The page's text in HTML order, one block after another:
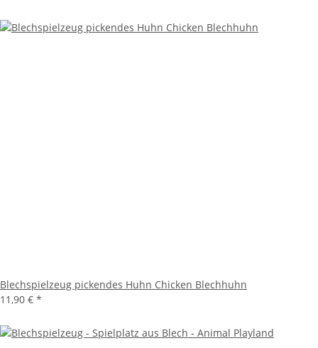
Blechspielzeug pickendes Huhn Chicken Blechhuhn
11,90 € *